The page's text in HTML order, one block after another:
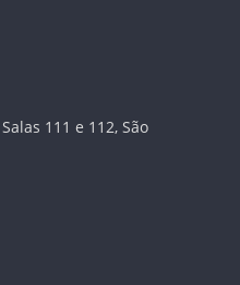
111 e 112, São